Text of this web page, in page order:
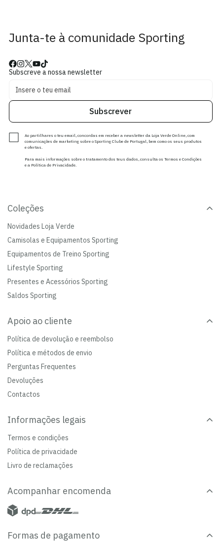
Junta-te à comunidade Sporting
Subscreve a nossa newsletter
Subscrever
Ao partilhares o teu email, concordas em receber a newsletter da Loja Verde Online, com
comunicações de marketing sobre o Sporting Clube de Portugal, bem como os seus produtos
e ofertas.
Para mais informações sobre o tratamento dos teus dados, consulta os Termos e Condições
e a Política de Privacidade.
Coleções
Novidades Loja Verde
Camisolas e Equipamentos Sporting
Equipamentos de Treino Sporting
Lifestyle Sporting
Presentes e Acessórios Sporting
Saldos Sporting
Apoio ao cliente
Política de devolução e reembolso
Política e métodos de envio
Perguntas Frequentes
Devoluções
Contactos
Informações legais
Termos e condições
Política de privacidade
Livro de reclamações
Acompanhar encomenda
Formas de pagamento